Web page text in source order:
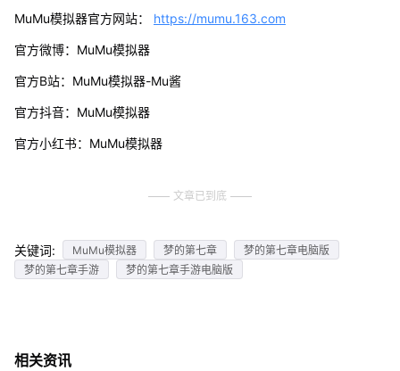
MuMu模拟器官方网站： https://mumu.163.com
官方微博：MuMu模拟器
官方B站：MuMu模拟器-Mu酱
官方抖音：MuMu模拟器
官方小红书：MuMu模拟器
文章已到底
关键词: MuMu模拟器 梦的第七章
梦的第七章电脑版
梦的第七章手游
梦的第七章手游电脑版
相关资讯